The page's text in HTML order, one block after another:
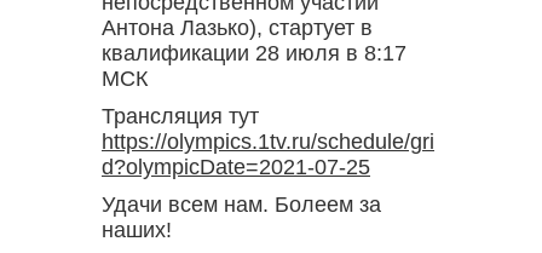
Антона Лазько), стартует в
квалификации 28 июля в 8:17
МСК
Трансляция тут
https://olympics.1tv.ru/schedule/gri
d?olympicDate=2021-07-25
Удачи всем нам. Болеем за
наших!